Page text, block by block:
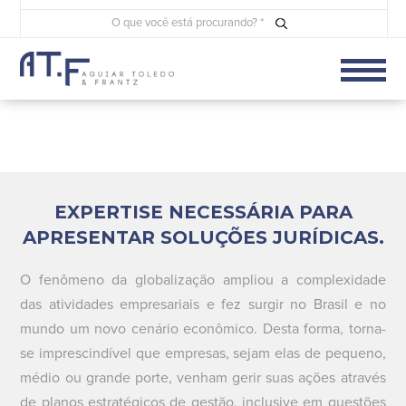
EXPERTISE NECESSÁRIA PARA
APRESENTAR SOLUÇÕES JURÍDICAS.
O fenômeno da globalização ampliou a complexidade
das atividades empresariais e fez surgir no Brasil e no
mundo um novo cenário econômico. Desta forma, torna-
se imprescindível que empresas, sejam elas de pequeno,
médio ou grande porte, venham gerir suas ações através
de planos estratégicos de gestão, inclusive em questões